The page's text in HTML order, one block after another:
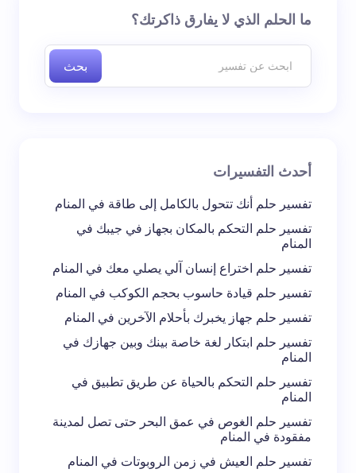
لن يتم نشر عنوان بريدك الإلكتروني. الحقول الإلزامية مشار
احفظ اسمي والبريد الإلكتروني في هذا المتصفح
لاستخدامه في المرة المقبلة في تعليقي.
ما الحلم الذي لا يفارق ذاكرتك؟
بحث
أحدث التفسيرات
تفسير حلم أنك تتحول بالكامل إلى طاقة في المنام
تفسير حلم التحكم بالمكان بجهاز في جيبك في
المنام
تفسير حلم اختراع إنسان آلي يصلي معك في المنام
تفسير حلم قيادة حاسوب بحجم الكوكب في المنام
تفسير حلم جهاز يخبرك بأحلام الآخرين في المنام
تفسير حلم ابتكار لغة خاصة بينك وبين جهازك في
المنام
تفسير حلم التحكم بالحياة عن طريق تطبيق في
المنام
تفسير حلم الغوص في عمق البحر حتى تصل لمدينة
مفقودة في المنام
تفسير حلم العيش في زمن الروبوتات في المنام